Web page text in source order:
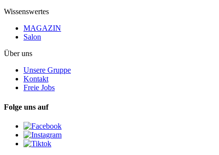
Wissenswertes
MAGAZIN
Salon
Über uns
Unsere Gruppe
Kontakt
Freie Jobs
Folge uns auf